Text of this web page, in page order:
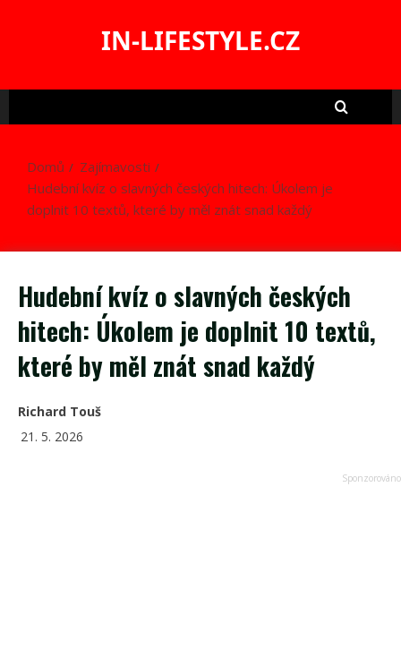
IN-LIFESTYLE.CZ
Domů
Zajímavosti
Hudební kvíz o slavných českých hitech: Úkolem je
doplnit 10 textů, které by měl znát snad každý
Hudební kvíz o slavných českých
hitech: Úkolem je doplnit 10 textů,
které by měl znát snad každý
Richard Touš
21. 5. 2026